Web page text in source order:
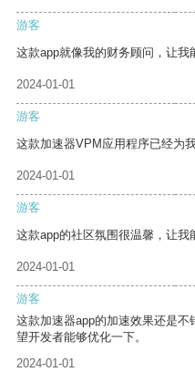
游客
这款app就像我的财务顾问，让我
2024-01-01
游客
这款加速器VPM应用程序已经为
2024-01-01
游客
这款app的社区氛围很温馨，让我
2024-01-01
游客
这款加速器app的加速效果还是
望开发者能够优化一下。
2024-01-01